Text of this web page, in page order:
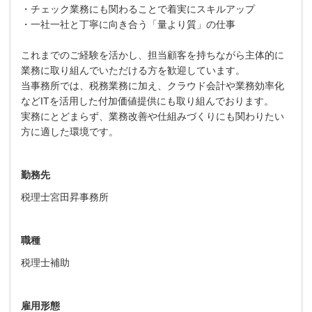
・チェック業務にも関わることで着実にスキルアップ
・一社一社と丁寧に向き合う「量より質」の仕事
これまでのご経験を活かし、担当顧客を持ちながら主体的に
業務に取り組んでいただける方を歓迎しています。
当事務所では、税務業務に加え、クラウド会計や業務効率化
などITを活用した付加価値提供にも取り組んでおります。
実務にとどまらず、業務改善や仕組みづくりにも関わりたい
方に適した環境です。
勤務先
税理士宮田昇事務所
職種
税理士補助
雇用形態